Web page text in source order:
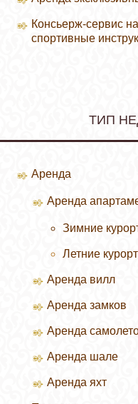
Консьерж-сервис
спортивные
ТИП
Аренда
Аренда
Зимние
Летние
Аренда вилл
Аренда замков
Аренда
Аренда шале
Аренда яхт